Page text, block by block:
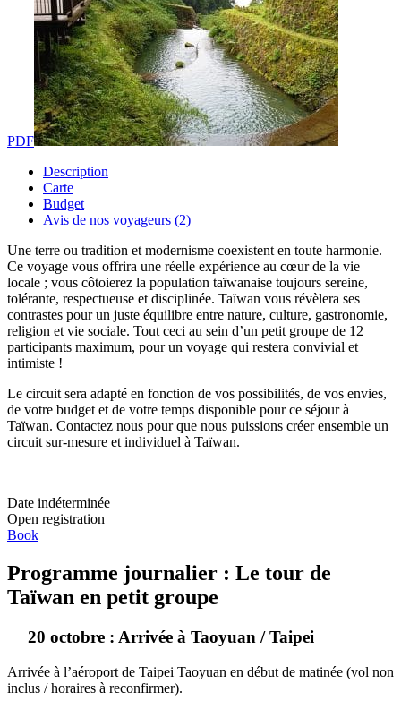
PDF
Description
Carte
Budget
Avis de nos voyageurs (2)
Une terre ou tradition et modernisme coexistent en toute harmonie.
Ce voyage vous offrira une réelle expérience au cœur de la vie
locale ; vous côtoierez la population taïwanaise toujours sereine,
tolérante, respectueuse et disciplinée. Taïwan vous révèlera ses
contrastes pour un juste équilibre entre nature, culture, gastronomie,
religion et vie sociale. Tout ceci au sein d’un petit groupe de 12
participants maximum, pour un voyage qui restera convivial et
intimiste !
Le circuit sera adapté en fonction de vos possibilités, de vos envies,
de votre budget et de votre temps disponible pour ce séjour à
Taïwan. Contactez nous pour que nous puissions créer ensemble un
circuit sur-mesure et individuel à Taïwan.
Date indéterminée
Open registration
Book
Programme journalier : Le tour de
Taïwan en petit groupe
20 octobre : Arrivée à Taoyuan / Taipei
Arrivée à l’aéroport de Taipei Taoyuan en début de matinée (vol non
inclus / horaires à reconfirmer).